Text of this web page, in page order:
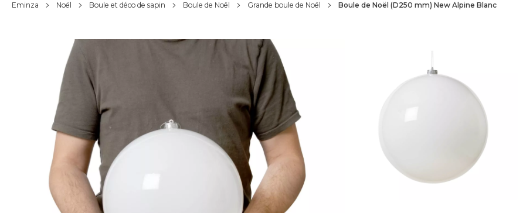
Eminza Noël Boule et déco de sapin Boule de Noël Grande boule de Noël Boule de Noël (D250 mm) New Alpine Blanc